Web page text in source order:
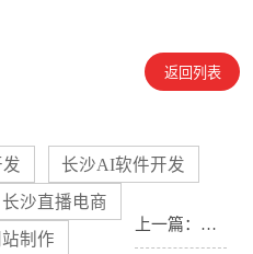
返回列表
长沙AI软件开发
长沙直播电商
制作
上一篇： 没